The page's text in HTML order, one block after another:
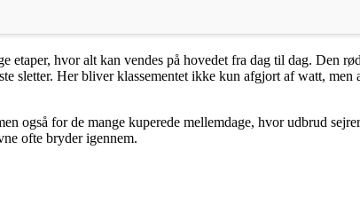
etaper, hvor alt kan vendes på hovedet fra dag til dag. Den
sletter. Her bliver klassementet ikke kun afgjort af watt,
også for de mange kuperede mellemdage, hvor udbrud
ofte bryder igennem.